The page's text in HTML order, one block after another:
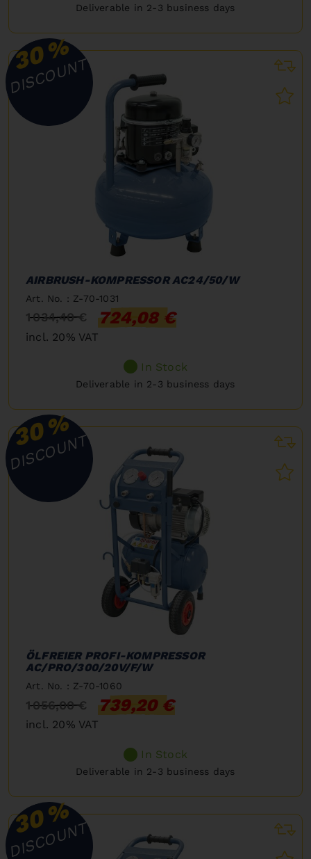
Deliverable in 2-3 business days
30%
DISCOUNT
AIRBRUSH-KOMPRESSOR AC24/50/W
Art. No. : Z-70-1031
1 034,40 € 724,08 €
incl. 20% VAT
In Stock
Deliverable in 2-3 business days
30%
DISCOUNT
ÖLFREIER PROFI-KOMPRESSOR
AC/PRO/300/20V/F/W
Art. No. : Z-70-1060
1 056,00 € 739,20 €
incl. 20% VAT
In Stock
Deliverable in 2-3 business days
30%
DISCOUNT